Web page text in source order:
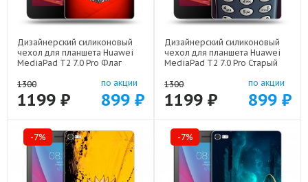
Дизайнерский силиконовый
чехол для планшета Huawei
MediaPad T2 7.0 Pro Флаг
1300
1199 ₽
по акции
899 ₽
Дизайнерский силиконовый
чехол для планшета Huawei
MediaPad T2 7.0 Pro Старый
1300
1199 ₽
по акции
899 ₽
-7% -7%